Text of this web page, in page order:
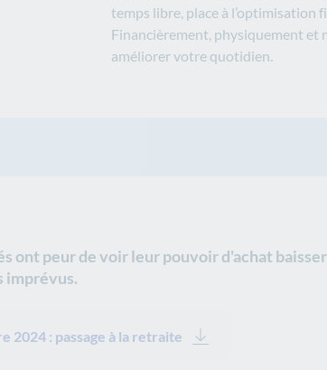
temps libre, place à l’optimisation
Financièrement, physiquement et
améliorer votre quotidien.
ont peur de voir leur pouvoir d'achat
imprévus.
2024 : passage à la retraite